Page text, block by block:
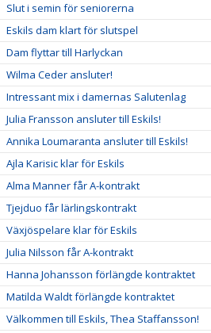
Slut i semin för seniorerna
Eskils dam klart för slutspel
Dam flyttar till Harlyckan
Wilma Ceder ansluter!
Intressant mix i damernas Salutenlag
Julia Fransson ansluter till Eskils!
Annika Loumaranta ansluter till Eskils!
Ajla Karisic klar för Eskils
Alma Manner får A-kontrakt
Tjejduo får lärlingskontrakt
Växjöspelare klar för Eskils
Julia Nilsson får A-kontrakt
Hanna Johansson förlängde kontraktet
Matilda Waldt förlängde kontraktet
Välkommen till Eskils, Thea Staffansson!